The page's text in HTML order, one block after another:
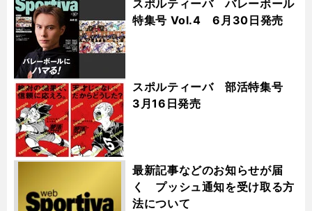
スポルティーバ バレーボール
特集号 Vol.4 6月30日発売
スポルティーバ 部活特集号
3月16日発売
最新記事などのお知らせが届
く プッシュ通知を受け取る方
法について